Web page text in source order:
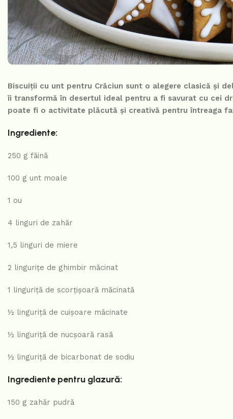
Biscuiții cu unt pentru Crăciun sunt o alegere clasică și
îi transformă în desertul ideal pentru a fi savurat cu cei
poate fi o activitate plăcută și creativă pentru întreaga
Ingrediente:
250 g făină
100 g unt moale
1 ou
4 linguri de zahăr
1,5 linguri de miere
2 lingurițe de ghimbir măcinat
1 linguriță de scorțișoară măcinată
½ linguriță de cuișoare măcinate
½ linguriță de nucșoară rasă
½ linguriță de bicarbonat de sodiu
Ingrediente pentru glazură:
150 g zahăr pudră